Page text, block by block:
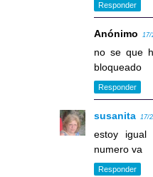
Responder
Anónimo
no se que
bloqueado
Responder
susanita 17/
estoy igual
numero va
Responder